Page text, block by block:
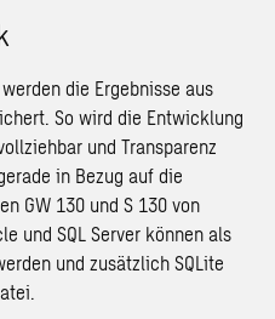
die Ergebnisse aus
So wird die Entwicklung
und Transparenz
in Bezug auf die
GW 130 und S 130 von
und SQL Server können als
und zusätzlich SQLite